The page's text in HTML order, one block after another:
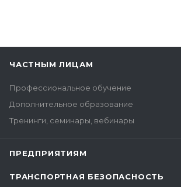
ЧАСТНЫМ ЛИЦАМ
Профессиональное обучение
Дополнительное образование
Тренинги, семинары, вебинары
ПРЕДПРИЯТИЯМ
ТРАНСПОРТНАЯ БЕЗОПАСНОСТЬ